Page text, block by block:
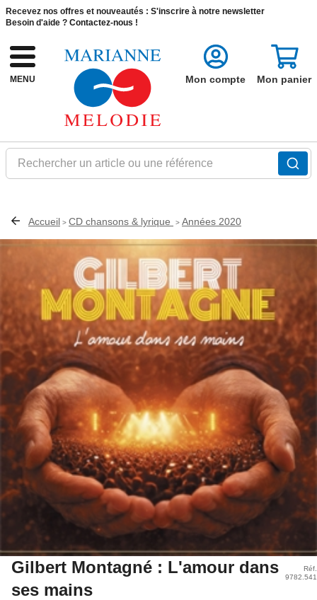
Recevez nos offres et nouveautés : S'inscrire à notre newsletter
Besoin d'aide ? Contactez-nous !
MENU
Rechercher un article ou une référence
Mon compte Mon panier
Accueil > CD chansons & lyrique > Années 2020
Gilbert Montagné : L'amour dans
ses mains
Réf.
9782.541